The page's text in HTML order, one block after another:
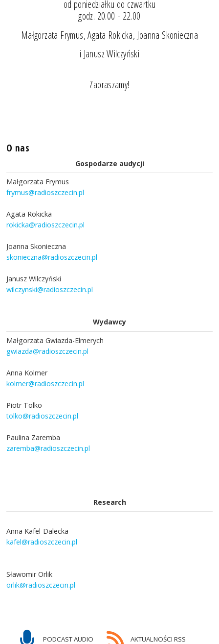
od poniedziałku do czwartku
godz. 20.00 - 22.00
Małgorzata Frymus, Agata Rokicka, Joanna Skonieczna
i Janusz Wilczyński
Zapraszamy!
O nas
Gospodarze audycji
Małgorzata Frymus
frymus@radioszczecin.pl
Agata Rokicka
rokicka@radioszczecin.pl
Joanna Skonieczna
skonieczna@radioszczecin.pl
Janusz Wilczyński
wilczynski@radioszczecin.pl
Wydawcy
Małgorzata Gwiazda-Elmerych
gwiazda@radioszczecin.pl
Anna Kolmer
kolmer@radioszczecin.pl
Piotr Tolko
tolko@radioszczecin.pl
Paulina Zaremba
zaremba@radioszczecin.pl
Research
Anna Kafel-Dalecka
kafel@radioszczecin.pl
Sławomir Orlik
orlik@radioszczecin.pl
PODCAST AUDIO AKTUALNOŚCI RSS